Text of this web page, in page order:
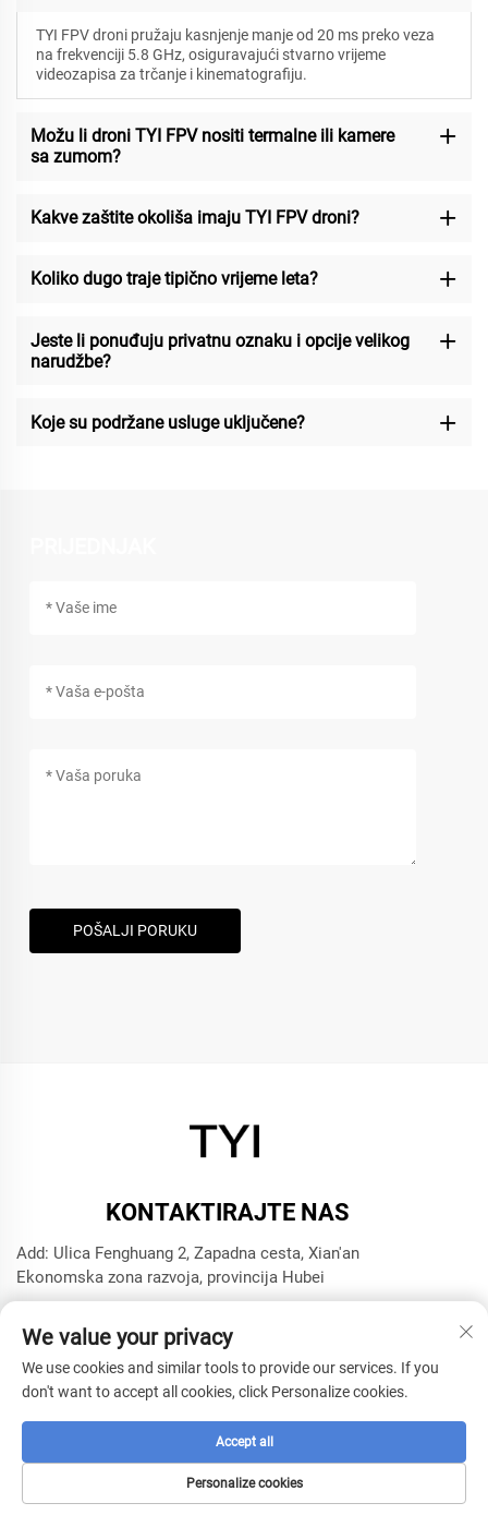
TYI FPV droni pružaju kasnjenje manje od 20 ms preko veza
na frekvenciji 5.8 GHz, osiguravajući stvarno vrijeme
videozapisa za trčanje i kinematografiju.
Možu li droni TYI FPV nositi termalne ili kamere
sa zumom?
Kakve zaštite okoliša imaju TYI FPV droni?
Koliko dugo traje tipično vrijeme leta?
Jeste li ponuđuju privatnu oznaku i opcije velikog
narudžbe?
Koje su podržane usluge uključene?
POŠALJI PORUKU
KONTAKTIRAJTE NAS
Add: Ulica Fenghuang 2, Zapadna cesta, Xian'an
Ekonomska zona razvoja, provincija Hubei
E-mail:[email protected]
Autorsko pravo © 2025 Xianning TYI Model Technology
Company -Politika privatnosti
We value your privacy
We use cookies and similar tools to provide our services. If you
don't want to accept all cookies, click Personalize cookies.
Personalize cookies
Accept all